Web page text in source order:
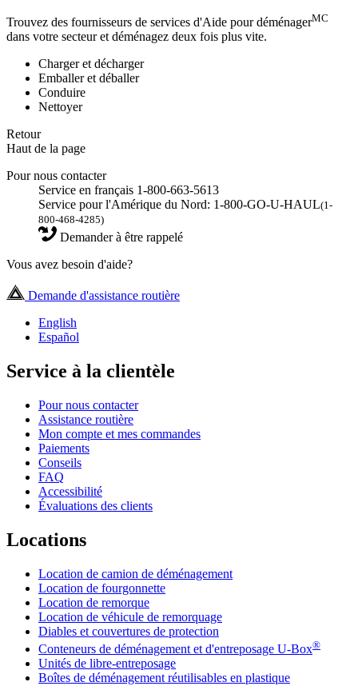
Trouvez des fournisseurs de services d'Aide pour déménagerMC
dans votre secteur et déménagez deux fois plus vite.
Charger et décharger
Emballer et déballer
Conduire
Nettoyer
Retour
Haut de la page
Pour nous contacter
Service en français 1-800-663-5613
Service pour l'Amérique du Nord: 1-800-GO-U-HAUL(1-
800-468-4285)
Demander à être rappelé
Vous avez besoin d'aide?
Demande d'assistance routière
English
Español
Service à la clientèle
Pour nous contacter
Assistance routière
Mon compte et mes commandes
Paiements
Conseils
FAQ
Accessibilité
Évaluations des clients
Locations
Location de camion de déménagement
Location de fourgonnette
Location de remorque
Location de véhicule de remorquage
Diables et couvertures de protection
Conteneurs de déménagement et d'entreposage U-Box®
Unités de libre-entreposage
Boîtes de déménagement réutilisables en plastique